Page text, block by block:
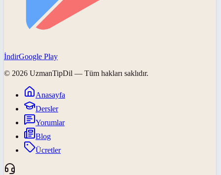
İndirGoogle Play
© 2026 UzmanTipDil — Tüm hakları saklıdır.
Anasayfa
Dersler
Yorumlar
Blog
Ücretler